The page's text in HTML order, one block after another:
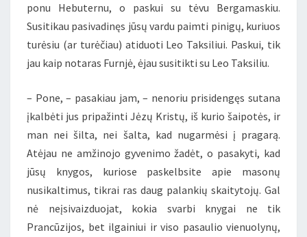
ponu Hebuternu, o paskui su tėvu Bergamaskiu.
Susitikau pasivadinęs jūsų vardu paimti pinigų, kuriuos
turėsiu (ar turėčiau) atiduoti Leo Taksiliui. Paskui, tik
jau kaip notaras Furnjė, ėjau susitikti su Leo Taksiliu.
– Pone, – pasakiau jam, – nenoriu prisidengęs sutana
įkalbėti jus pripažinti Jėzų Kristų, iš kurio šaipotės, ir
man nei šilta, nei šalta, kad nugarmėsi į pragarą.
Atėjau ne amžinojo gyvenimo žadėt, o pasakyti, kad
jūsų knygos, kuriose paskelbsite apie masonų
nusikaltimus, tikrai ras daug palankių skaitytojų. Gal
nė neįsivaizduojat, kokia svarbi knygai ne tik
Prancūzijos, bet ilgainiui ir viso pasaulio vienuolynų,